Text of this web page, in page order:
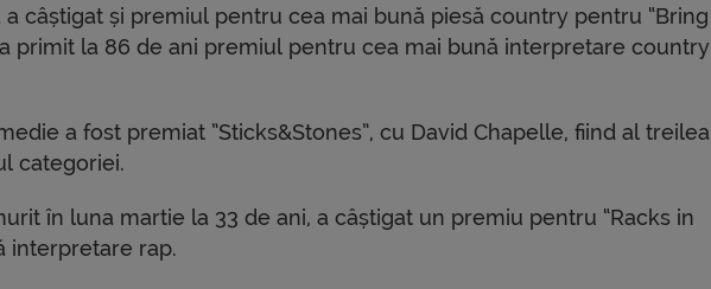
a câștigat și premiul pentru cea mai bună piesă country pentru “Bring
primit la 86 de ani premiul pentru cea mai bună interpretare country
a fost premiat ”Sticks&Stones”, cu David Chapelle, fiind al treilea
categoriei.
în luna martie la 33 de ani, a câștigat un premiu pentru “Racks in
interpretare rap.